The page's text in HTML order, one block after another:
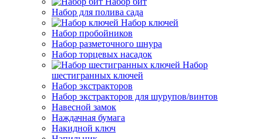
Набор для полива сада
Набор ключей
Набор пробойников
Набор разметочного шнура
Набор торцевых насадок
Набор
шестигранных ключей
Набор экстракторов
Набор экстракторов для шурупов/винтов
Навесной замок
Наждачная бумага
Накидной ключ